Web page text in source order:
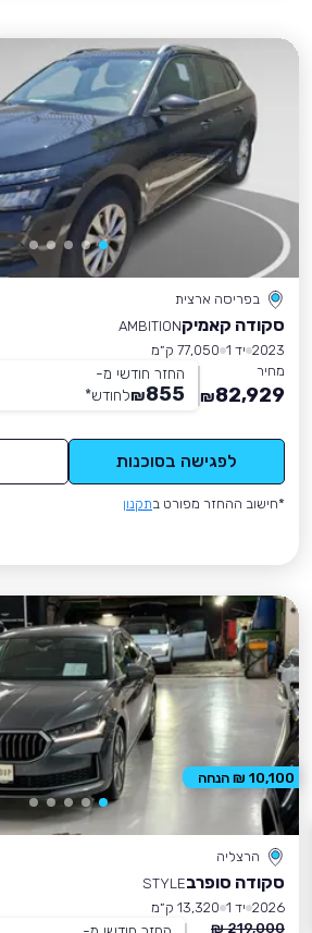
בפריסה ארצית
סקודה קאמיקAMBITION
2023 יד 1
77,050 ק״מ
מחיר
82,929
₪
החזר חודשי מ-
855
₪לחודש*
לפגישה בסוכנות
*חישוב ההחזר מפורט בתקנון
הרצליה
סקודה סופרבSTYLE
2026 יד 1
13,320 ק״מ
219,000 ₪
10,100 ₪ הנחה